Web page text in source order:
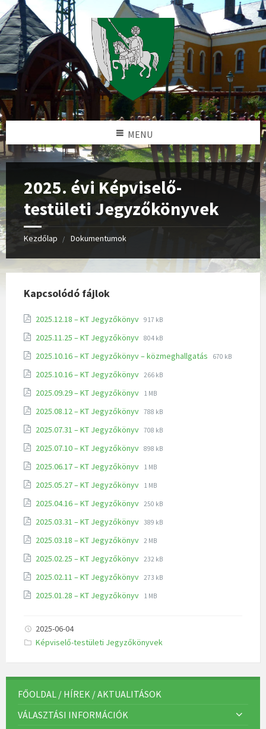
MENU
2025. évi Képviselő-
testületi Jegyzőkönyvek
Kezdőlap Dokumentumok
Kapcsolódó fájlok
2025.12.18 – KT Jegyzőkönyv 917 kB
2025.11.25 – KT Jegyzőkönyv 804 kB
2025.10.16 – KT Jegyzőkönyv – közmeghallgatás 670 kB
2025.10.16 – KT Jegyzőkönyv 266 kB
2025.09.29 – KT Jegyzőkönyv 1 MB
2025.08.12 – KT Jegyzőkönyv 788 kB
2025.07.31 – KT Jegyzőkönyv 708 kB
2025.07.10 – KT Jegyzőkönyv 898 kB
2025.06.17 – KT Jegyzőkönyv 1 MB
2025.05.27 – KT Jegyzőkönyv 1 MB
2025.04.16 – KT Jegyzőkönyv 250 kB
2025.03.31 – KT Jegyzőkönyv 389 kB
2025.03.18 – KT Jegyzőkönyv 2 MB
2025.02.25 – KT Jegyzőkönyv 232 kB
2025.02.11 – KT Jegyzőkönyv 273 kB
2025.01.28 – KT Jegyzőkönyv 1 MB
2025-06-04
K
r
i
k
Képviselő-testületi Jegyzőkönyvek
FŐOLDAL / HÍREK / AKTUALITÁSOK
VÁLASZTÁSI INFORMÁCIÓK